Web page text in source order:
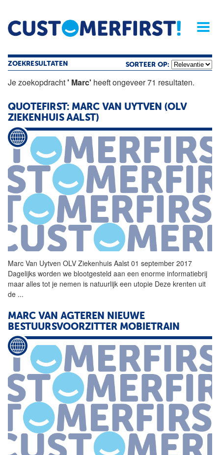
Home Opinie Archief
Magazine
ZOEKRESULTATEN SORTEER OP:
Je zoekopdracht' Marc' heeft ongeveer 71 resultaten.
QUOTEFIRST: MARC VAN UYTVEN (OLV
ZIEKENHUIS AALST)
Marc Van Uytven OLV Ziekenhuis Aalst 01 september 2017
Dagelijks worden we blootgesteld aan een enorme informatiebrij
maar alles tot je nemen is natuurlijk een utopie Deze krenten uit
de ...
MARC VAN AGTEREN NIEUWE
BESTUURSVOORZITTER MOBIETRAIN